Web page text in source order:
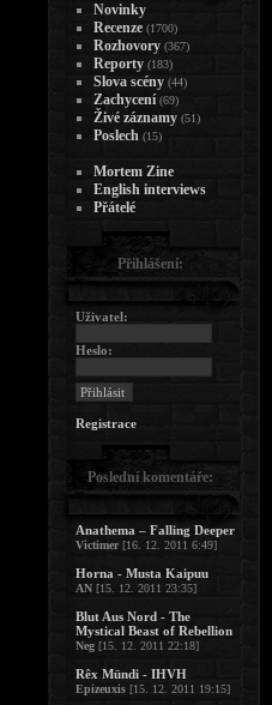
Novinky
Recenze (1700)
Rozhovory (367)
Reporty (183)
Slova scény (44)
Zachycení (69)
Živé záznamy (51)
Poslech (15)
Mortem Zine
English interviews
Přátelé
Přihlášení:
Uživatel:
Heslo:
Registrace
Poslední komentáře:
Anathema – Falling Deeper
Victimer[16. 12. 2011 6:49]
Horna - Musta Kaipuu
AN [15. 12. 2011 23:35]
Blut Aus Nord - The
Mystical Beast of Rebellion
Neg [15. 12. 2011 22:18]
Rêx Mündi - IHVH
Epizeuxis [15. 12. 2011 19:15]